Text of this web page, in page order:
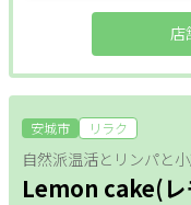
店
安城市 リラク
自然派温活とリンパと
Lemon cake(レ